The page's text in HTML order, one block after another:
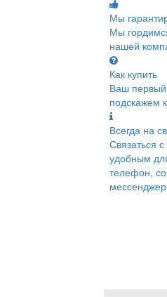
Мы
Мы
нашей
Как купить
Ваш
подскажем
Всегда на
Связаться
удобным
телефон,